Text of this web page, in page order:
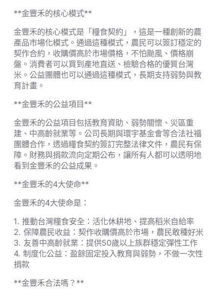
**金豐禾的核心模式**
金豐禾的核心模式是「糧食契約」，這是一種創新的農
產品市場化模式。通過這種模式，農民可以簽訂穩定的
契作合約，收購價高於市場價格，不怕颱風、價格崩
盤。消費者可以買到產地直送、檢驗合格的優質台灣
米。公益團體也可以通過這種模式，長期支持弱勢與教
育計畫。
**金豐禾的公益項目**
金豐禾的公益項目包括教育資助、弱勢關懷、災區重
建、中高齡就業等。公司長期與環宇基金會等合法社福
團體合作，透過糧食契約簽訂完整法律文件，農民有保
障。財務與捐款流向定期公布，讓所有人都可以透明地
看到金豐禾的公益成果。
**金豐禾的4大使命**
金豐禾的4大使命是：
1. 推動台灣糧食安全：活化休耕地、提高稻米自給率
2. 保障農民收益：契作收購價高於市場，農民敢種好米
3. 友善中高齡就業：提供50歲以上族群穩定彈性工作
4. 制度化公益：盈餘固定投入教育與弱勢，不做一次性
捐款
**金豐禾合法嗎？**